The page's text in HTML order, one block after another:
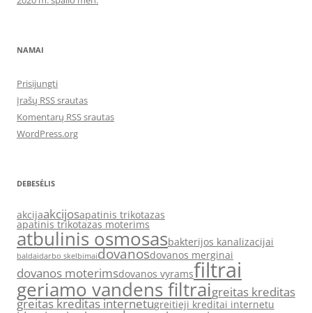
NAMAI
Prisijungti
Įrašų RSS srautas
Komentarų RSS srautas
WordPress.org
DEBESĖLIS
akcijaakcijosapatinis trikotazas
apatinis trikotazas moterims
atbulinis osmosasbakterijos kanalizacijai
baldaidarbo skelbimaidovanosdovanos merginai
dovanos moterimsdovanos vyramsfiltrai
geriamo vandens filtraigreitas kreditas
greitas kreditas internetugreitieji kreditai internetu